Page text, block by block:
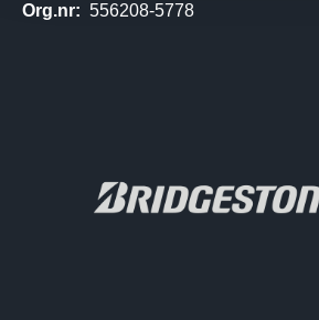
Org.nr: 556208-5778